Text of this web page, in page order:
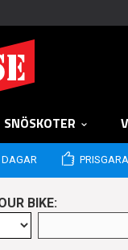
SNÖSKOTER
BIKE: